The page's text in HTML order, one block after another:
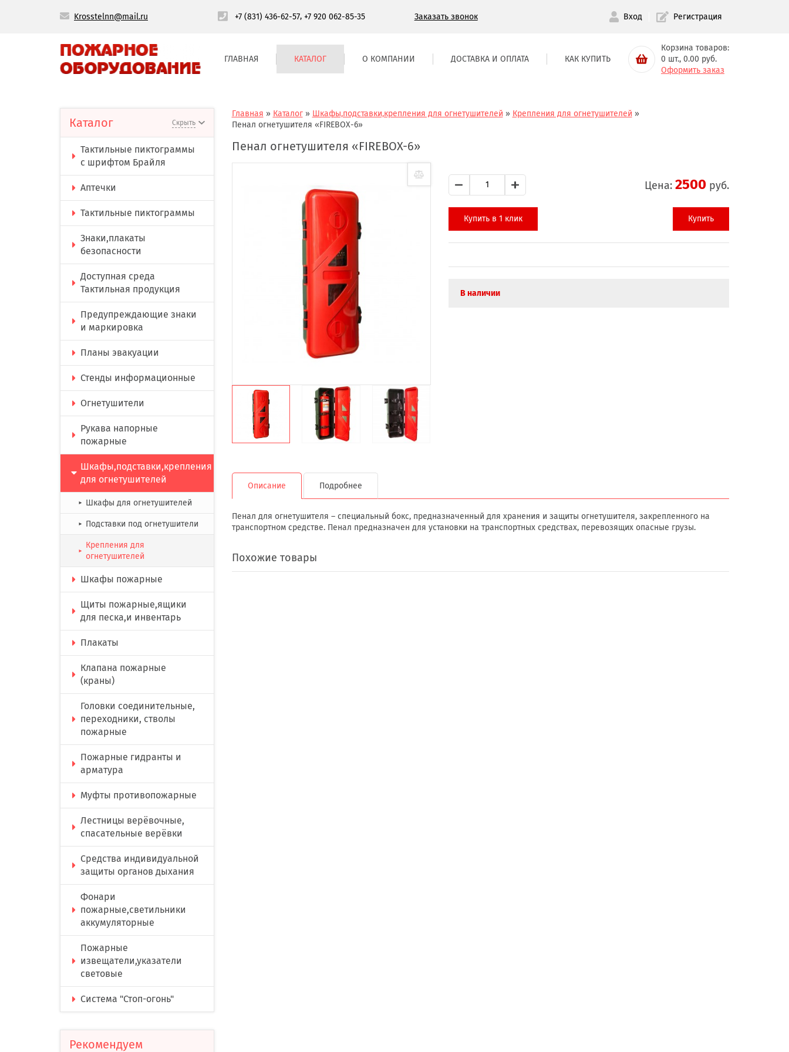
Krosstelnn@mail.ru +7 (831) 436-62-57, +7 920 062-85-35 Заказать звонок Вход Регистрация
ГЛАВНАЯ КАТАЛОГ О КОМПАНИИ ДОСТАВКА И ОПЛАТА КАК КУПИТЬ
Корзина товаров:
0 шт., 0.00 руб.
Оформить заказ
Каталог Скрыть
Тактильные пиктограммы
с шрифтом Брайля
Аптечки
Тактильные пиктограммы
Знаки,плакаты
безопасности
Доступная среда
Тактильная продукция
Предупреждающие знаки
и маркировка
Планы эвакуации
Стенды информационные
Огнетушители
Рукава напорные
пожарные
Шкафы,подставки,крепления
для огнетушителей
► Шкафы для огнетушителей
► Подставки под огнетушители
►
Крепления для
огнетушителей
Шкафы пожарные
Щиты пожарные,ящики
для песка,и инвентарь
Плакаты
Клапана пожарные
(краны)
Головки соединительные,
переходники, стволы
пожарные
Пожарные гидранты и
арматура
Муфты противопожарные
Лестницы верёвочные,
спасательные верёвки
Средства индивидуальной
защиты органов дыхания
Фонари
пожарные,светильники
аккумуляторные
Пожарные
извещатели,указатели
световые
Система "Стоп-огонь"
Рекомендуем
Главная » Каталог» Шкафы,подставки,крепления для огнетушителей » Крепления для огнетушителей »
Пенал огнетушителя «FIREBOX-6»
Пенал огнетушителя «FIREBOX-6»
Цена: 2500 руб.
Купить в 1 клик Купить
В наличии
Описание Подробнее
Пенал для огнетушителя – специальный бокс, предназначенный для хранения и защиты огнетушителя, закрепленного на
транспортном средстве. Пенал предназначен для установки на транспортных средствах, перевозящих опасные грузы.
Похожие товары